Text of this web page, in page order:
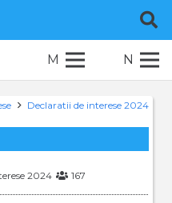
M N
Declaratii de interese 2024
2024 167